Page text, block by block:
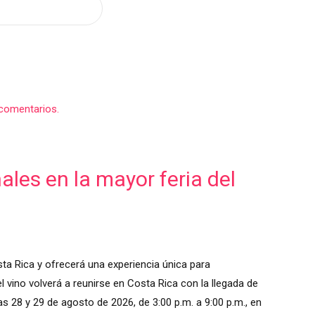
en la mayor feria del
Rica y ofrecerá una experiencia única para
volverá a reunirse en Costa Rica con la llegada de
y 29 de agosto de 2026, de 3:00 p.m. a 9:00 p.m., en